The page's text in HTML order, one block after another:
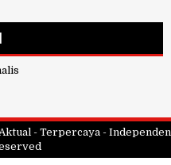
- Terpercaya - Independen